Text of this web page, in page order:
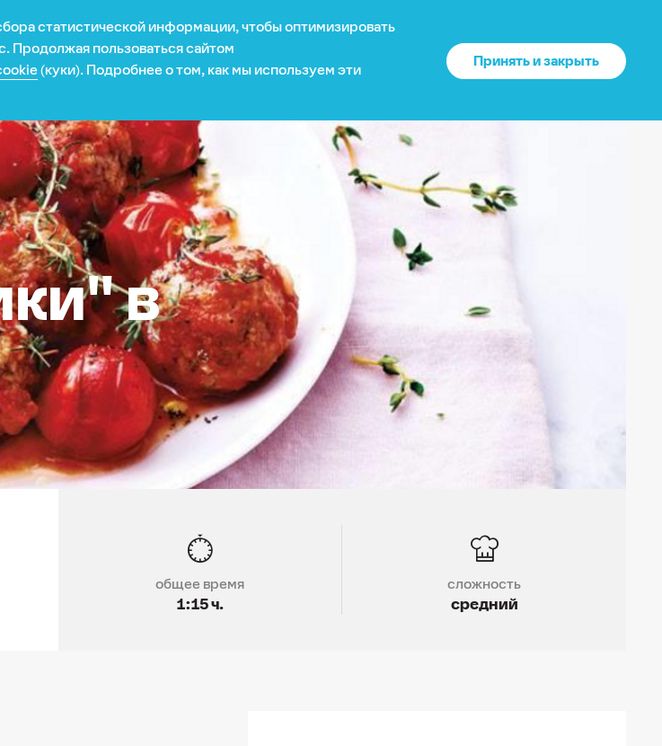
Каталог
Доставка и оплата
Гарантия
Почему выбирают нас
Карьера Презентация О нас
Ваше местоположение
Да Нет
Изменить
в
общее время
1:15 ч.
сложность
средний
статистической информации, чтобы оптимизировать
Продолжая пользоваться сайтом
(куки). Подробнее о том, как мы используем эти
Принять и закрыть